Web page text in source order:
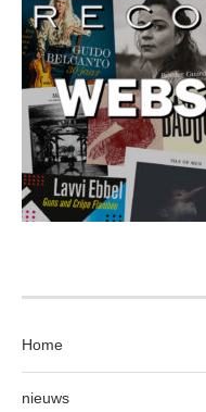
Home
nieuws